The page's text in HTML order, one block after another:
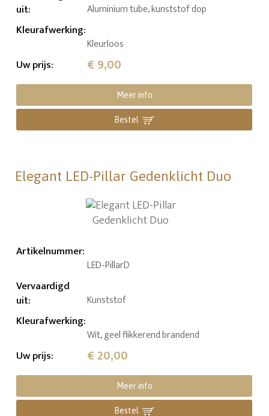
uit: Aluminium tube, kunststof dop
Kleurafwerking:
Kleurloos
Uw prijs: € 9,00
Meer info
Bestel
Elegant LED-Pillar Gedenklicht Duo
Artikelnummer:
LED-PillarD
Vervaardigd
uit: Kunststof
Kleurafwerking:
Wit, geel flikkerend brandend
Uw prijs: € 20,00
Meer info
Bestel